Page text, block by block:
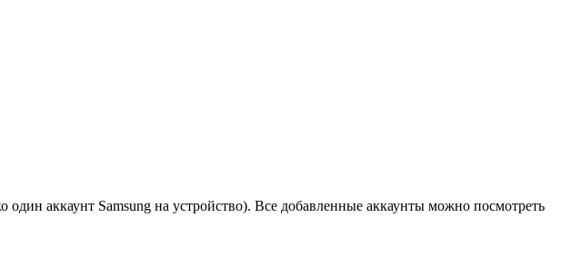
один аккаунт Samsung на устройство). Все добавленные аккаунты можно посмотреть